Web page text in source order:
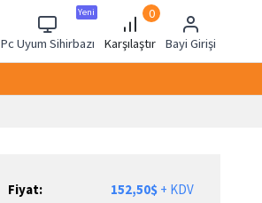
Pc Uyum Sihirbazı
Yeni
Karşılaştır
0
Bayi Girişi
Fiyat: 152,50$ + KDV